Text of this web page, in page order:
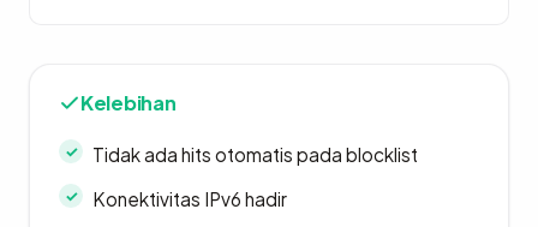
Kelebihan
Tidak ada hits otomatis pada blocklist
Konektivitas IPv6 hadir